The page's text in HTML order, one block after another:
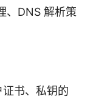
、DNS 解析策
书、私钥的